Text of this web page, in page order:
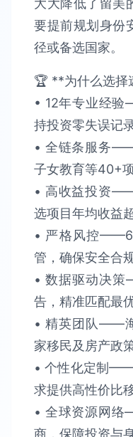
大大降低了留美
要提前规划身份
径或备选国家。
🏆 **为什么选择
• 12年专业经
持​​投资零失误​​记录
• 全链条服务​​——
子女教育等40+
• 高收益投资​​
选项目​​年均收益
• 严格风控​​——6
管，确保​​安全合规​​
• 数据驱动决
告​​，精准匹配最
• 精英团队​​——
家​​移民及房产政策
• 个性化定制​​
求提供​​高性价比​​
• 全球资源网
商，保障​​投资与